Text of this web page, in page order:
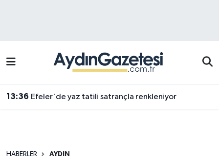
13:36 Efeler'de yaz tatili satrançla renkleniyor
HABERLER AYDIN
Efeler Trafik Yoğunluk Haritası
Süper Lig Puan Durumu ve Fikstür